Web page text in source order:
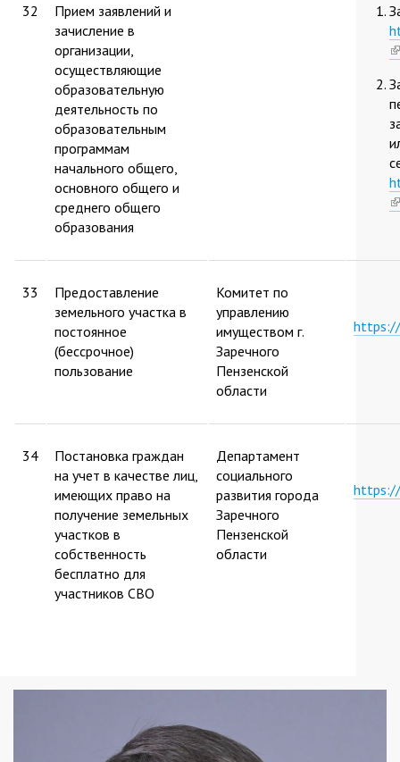
32
Прием заявлений и
зачисление в
организации,
осуществляющие
образовательную
деятельность по
образовательным
программам
начального общего,
основного общего и
среднего общего
образования
33
Предоставление
земельного участка в
постоянное
(бессрочное)
пользование
Комитет по
управлению
имуществом г.
Заречного
Пензенской
области
34
Постановка граждан
на учет в качестве лиц,
имеющих право на
получение земельных
участков в
собственность
бесплатно для
участников СВО
Департамент
социального
развития города
Заречного
Пензенской
области